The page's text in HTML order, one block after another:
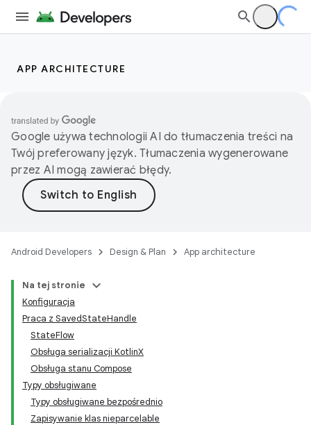
APP ARCHITECTURE
Google używa technologii AI do tłumaczenia treści na
Twój preferowany język. Tłumaczenia wygenerowane
przez AI mogą zawierać błędy.
Android Developers Design & Plan App architecture
Na tej stronie
Konfiguracja
Praca z SavedStateHandle
StateFlow
Obsługa serializacji KotlinX
Obsługa stanu Compose
Typy obsługiwane
Typy obsługiwane bezpośrednio
Zapisywanie klas nieparcelable